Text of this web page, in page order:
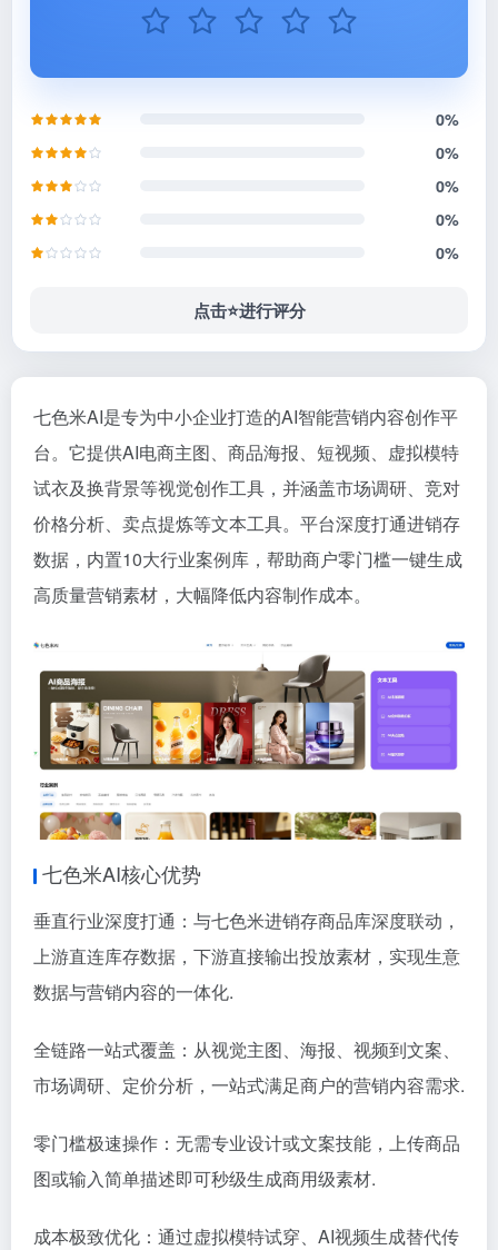
0%
0%
0%
0%
0%
点击⭐️进行评分
七色米AI是专为中小企业打造的AI智能营销内容创作平
台。它提供AI电商主图、商品海报、短视频、虚拟模特
试衣及换背景等视觉创作工具，并涵盖市场调研、竞对
价格分析、卖点提炼等文本工具。平台深度打通进销存
数据，内置10大行业案例库，帮助商户零门槛一键生成
高质量营销素材，大幅降低内容制作成本。
七色米AI核心优势
垂直行业深度打通：与七色米进销存商品库深度联动，
上游直连库存数据，下游直接输出投放素材，实现生意
数据与营销内容的一体化.
全链路一站式覆盖：从视觉主图、海报、视频到文案、
市场调研、定价分析，一站式满足商户的营销内容需求.
零门槛极速操作：无需专业设计或文案技能，上传商品
图或输入简单描述即可秒级生成商用级素材.
成本极致优化：通过虚拟模特试穿、AI视频生成替代传